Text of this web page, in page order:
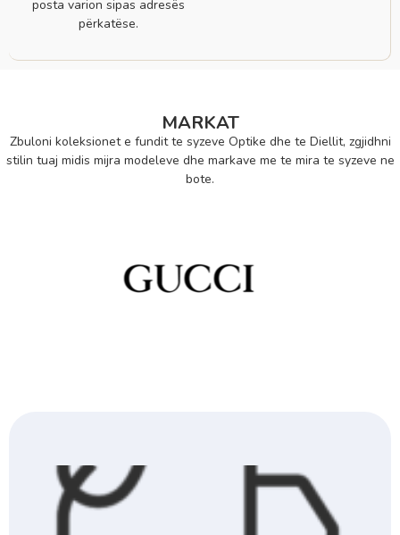
posta varion sipas adresës
përkatëse.
MARKAT
Zbuloni koleksionet e fundit te syzeve Optike dhe te Diellit, zgjidhni
stilin tuaj midis mijra modeleve dhe markave me te mira te syzeve ne
bote.